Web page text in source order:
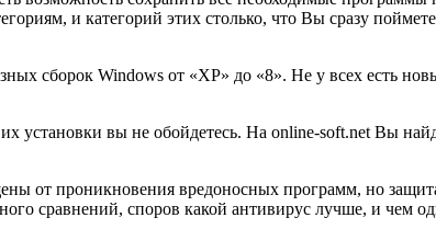
и категорий этих столько, что Вы сразу
сборок Windows от «ХР» до «8». Не у всех есть
установки вы не обойдетесь. На online-soft.net Вы
от проникновения вредоносных программ, но
сравнений, споров какой антивирус лучше, и чем